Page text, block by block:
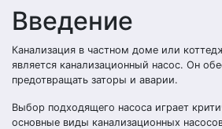
Введение
Канализация в частном доме или
является канализационный насос. Он
предотвращать заторы и аварии.
Выбор подходящего насоса играет
основные виды канализационных